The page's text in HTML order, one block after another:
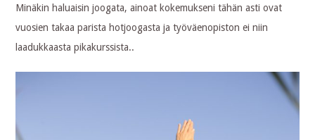
Minäkin haluaisin joogata, ainoat kokemukseni tähän asti ovat
vuosien takaa parista hotjoogasta ja työväenopiston ei niin
laadukkaasta pikakurssista..